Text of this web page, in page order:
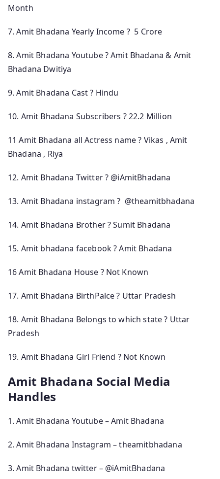
Month
7. Amit Bhadana Yearly Income ? 5 Crore
8. Amit Bhadana Youtube ? Amit Bhadana & Amit
Bhadana Dwitiya
9. Amit Bhadana Cast ? Hindu
10. Amit Bhadana Subscribers ? 22.2 Million
11 Amit Bhadana all Actress name ? Vikas , Amit
Bhadana , Riya
12. Amit Bhadana Twitter ? @iAmitBhadana
13. Amit Bhadana instagram ? @theamitbhadana
14. Amit Bhadana Brother ? Sumit Bhadana
15. Amit bhadana facebook ? Amit Bhadana
16 Amit Bhadana House ? Not Known
17. Amit Bhadana BirthPalce ? Uttar Pradesh
18. Amit Bhadana Belongs to which state ? Uttar
Pradesh
19. Amit Bhadana Girl Friend ? Not Known
Amit Bhadana Social Media
Handles
1. Amit Bhadana Youtube –Amit Bhadana
2. Amit Bhadana Instagram – theamitbhadana
3. Amit Bhadana twitter – @iAmitBhadana